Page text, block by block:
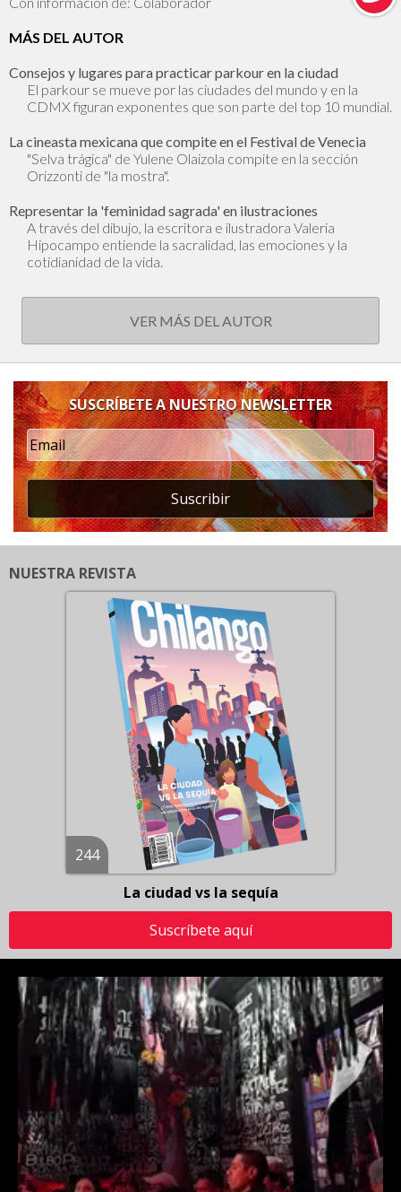
MÁS DEL AUTOR
Consejos y lugares para practicar parkour en la ciudad
El parkour se mueve por las ciudades del mundo y en la
CDMX figuran exponentes que son parte del top 10 mundial.
La cineasta mexicana que compite en el Festival de Venecia
"Selva trágica" de Yulene Olaizola compite en la sección
Orizzonti de "la mostra".
Representar la 'feminidad sagrada' en ilustraciones
A través del dibujo, la escritora e ilustradora Valeria
Hipocampo entiende la sacralidad, las emociones y la
cotidianidad de la vida.
VER MÁS DEL AUTOR
SUSCRÍBETE A NUESTRO NEWSLETTER
Suscribir
NUESTRA REVISTA
244
La ciudad vs la sequía
Suscríbete aquí